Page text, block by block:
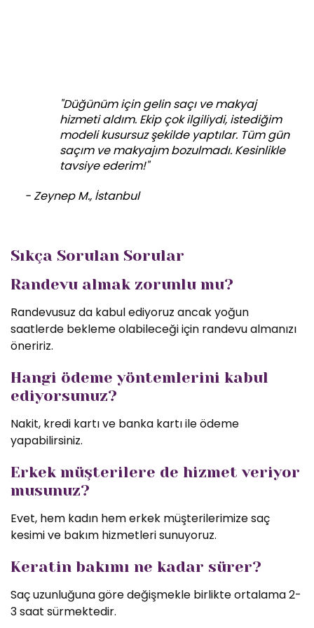
"Düğünüm için gelin saçı ve makyaj
hizmeti aldım. Ekip çok ilgiliydi, istediğim
modeli kusursuz şekilde yaptılar. Tüm gün
saçım ve makyajım bozulmadı. Kesinlikle
tavsiye ederim!"
- Zeynep M., İstanbul
Sıkça Sorulan Sorular
Randevu almak zorunlu mu?
Randevusuz da kabul ediyoruz ancak yoğun
saatlerde bekleme olabileceği için randevu almanızı
öneririz.
Hangi ödeme yöntemlerini kabul
ediyorsunuz?
Nakit, kredi kartı ve banka kartı ile ödeme
yapabilirsiniz.
Erkek müşterilere de hizmet veriyor
musunuz?
Evet, hem kadın hem erkek müşterilerimize saç
kesimi ve bakım hizmetleri sunuyoruz.
Keratin bakımı ne kadar sürer?
Saç uzunluğuna göre değişmekle birlikte ortalama 2-
3 saat sürmektedir.